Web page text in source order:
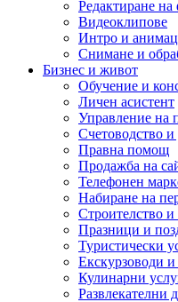
Редактиране на
Видеоклипове
Интро и
Снимане и
Бизнес и живот
Обучение и
Личен асистент
Управление на
Счетоводство
Правна помощ
Продажба на
Телефонен
Набиране на
Строителство
Празници и
Туристически
Екскурзоводи и
Кулинарни
Развлекателни